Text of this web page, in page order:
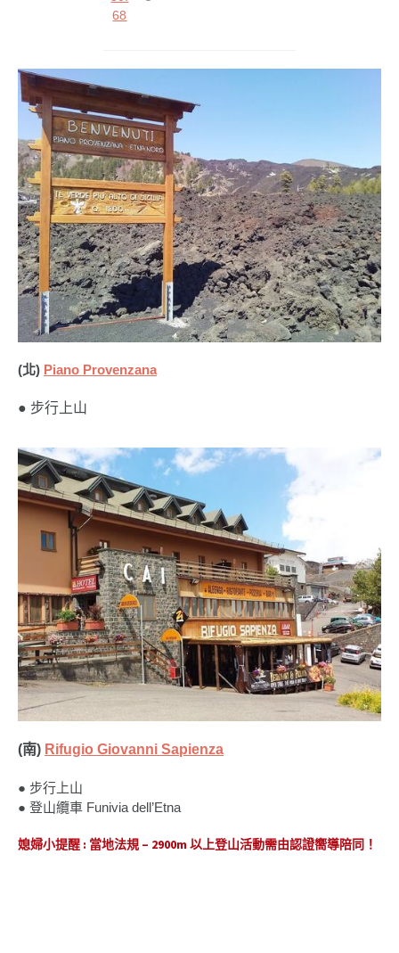
68
(北) Piano Provenzana
● 步行上山
(南) Rifugio Giovanni Sapienza
● 步行上山
● 登山纜車 Funivia dell’Etna
媳婦小提醒 : 當地法規 – 2900m 以上登山活動需由認證嚮導陪同！